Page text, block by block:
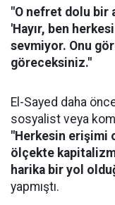
"O nefret dolu bir
'Hayır, ben
sevmiyor. Onu
göreceksiniz."
El-Sayed daha
sosyalist veya
"Herkesin erişimi
ölçekte
harika bir yol
yapmıştı.